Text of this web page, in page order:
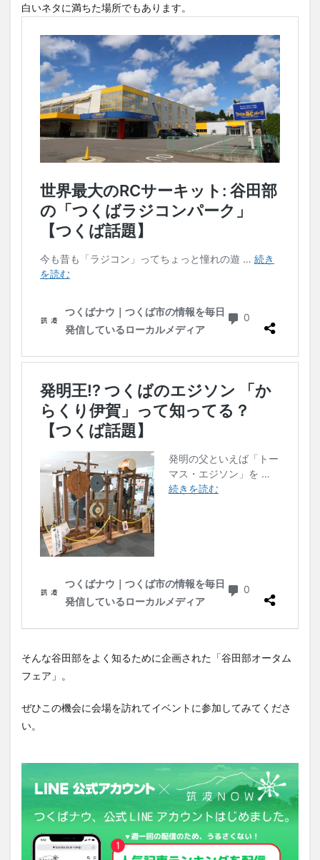
白いネタに満ちた場所でもあります。
そんな谷田部をよく知るために企画された「谷田部オータム
フェア」。
ぜひこの機会に会場を訪れてイベントに参加してみてくださ
い。